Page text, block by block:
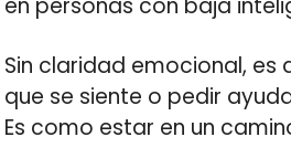
en personas con baja
Sin claridad emocional, es
que se siente o pedir
Es como estar en un